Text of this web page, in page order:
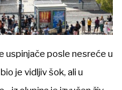
uspinjače posle nesreće u
je vidljiv šok, ali u